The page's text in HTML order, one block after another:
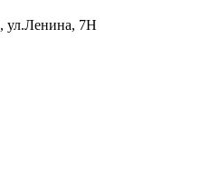
ул.Ленина, 7Н